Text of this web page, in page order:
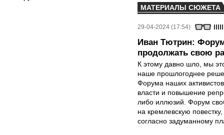
МАТЕРИАЛЫ СЮЖЕТА
29-04-2024 (17:54)
Иван Тютрин:
продолжать свою
К этому давно шло, мы
наше прошлогоднее
Форума наших
власти и повышение
либо иллюзий. Форум
на кремлевскую
согласно задуманному